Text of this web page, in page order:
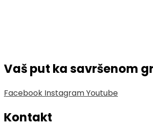
Vaš put ka savršenom
Facebook InstagramYoutube
Kontakt